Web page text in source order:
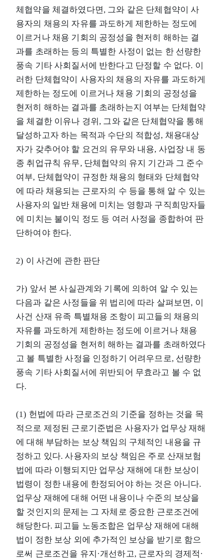
체협약을 체결하였다면, 그와 같은 단체협약이 사
용자의 채용의 자유를 과도하게 제한하는 정도에
이르거나 채용 기회의 공정성을 현저히 해하는 결
과를 초래하는 등의 특별한 사정이 없는 한 선량한
풍속 기타 사회질서에 반한다고 단정할 수 없다. 이
러한 단체협약이 사용자의 채용의 자유를 과도하게
제한하는 정도에 이르거나 채용 기회의 공정성을
현저히 해하는 결과를 초래하는지 여부는 단체협약
을 체결한 이유나 경위, 그와 같은 단체협약을 통해
달성하고자 하는 목적과 수단의 적합성, 채용대상
자가 갖추어야 할 요건의 유무와 내용, 사업장 내 동
종 취업규칙 유무, 단체협약의 유지 기간과 그 준수
여부, 단체협약이 규정한 채용의 형태와 단체협약
에 따라 채용되는 근로자의 수 등을 통해 알 수 있는
사용자의 일반 채용에 미치는 영향과 구직희망자들
에 미치는 불이익 정도 등 여러 사정을 종합하여 판
단하여야 한다.
2) 이 사건에 관한 판단
가) 앞서 본 사실관계와 기록에 의하여 알 수 있는
다음과 같은 사정들을 위 법리에 따라 살펴보면, 이
사건 산재 유족 특별채용 조항이 피고들의 채용의
자유를 과도하게 제한하는 정도에 이르거나 채용
기회의 공정성을 현저히 해하는 결과를 초래하였다
고 볼 특별한 사정을 인정하기 어려우므로, 선량한
풍속 기타 사회질서에 위반되어 무효라고 볼 수 없
다.
(1) 헌법에 따라 근로조건의 기준을 정하는 것을 목
적으로 제정된 근로기준법은 사용자가 업무상 재해
에 대해 부담하는 보상 책임의 구체적인 내용을 규
정하고 있다. 사용자의 보상 책임은 주로 산재보험
법에 따라 이행되지만 업무상 재해에 대한 보상이
법령이 정한 내용에 한정되어야 하는 것은 아니다.
업무상 재해에 대해 어떤 내용이나 수준의 보상을
할 것인지의 문제는 그 자체로 중요한 근로조건에
해당한다. 피고들 노동조합은 업무상 재해에 대해
법이 정한 보상 외에 추가적인 보상을 받기로 함으
로써 근로조건을 유지·개선하고, 근로자의 경제적·